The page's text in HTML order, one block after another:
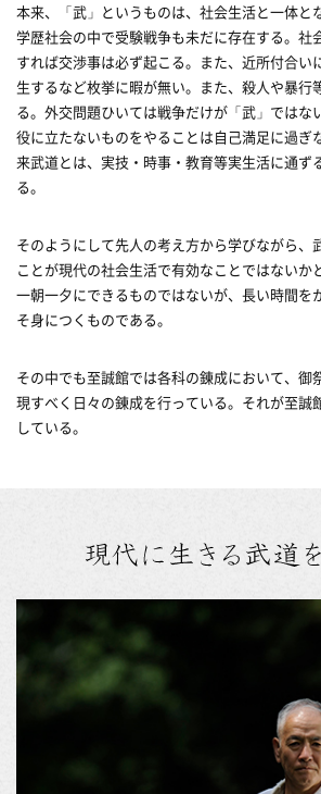
本来、「武」というものは、社会生活と一体と
学歴社会の中で受験戦争も未だに存在する。社
すれば交渉事は必ず起こる。また、近所付合い
生するなど枚挙に暇が無い。また、殺人や暴行
る。外交問題ひいては戦争だけが「武」ではな
役に立たないものをやることは自己満足に過ぎ
来武道とは、実技・時事・教育等実生活に通ず
る。
そのようにして先人の考え方から学びながら、
ことが現代の社会生活で有効なことではないか
一朝一夕にできるものではないが、長い時間を
そ身につくものである。
その中でも至誠館では各科の錬成において、御
現すべく日々の錬成を行っている。それが至誠
している。